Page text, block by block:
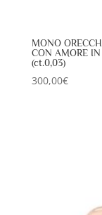
MONO
CON AMORE
(ct.0,03)
300,00€